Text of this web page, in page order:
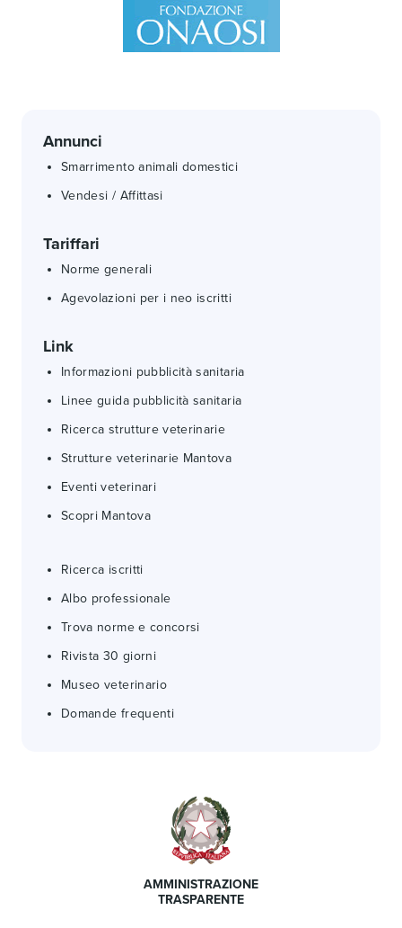
Annunci
Smarrimento animali domestici
Vendesi / Affittasi
Tariffari
Norme generali
Agevolazioni per i neo iscritti
Link
Informazioni pubblicità sanitaria
Linee guida pubblicità sanitaria
Ricerca strutture veterinarie
Strutture veterinarie Mantova
Eventi veterinari
Scopri Mantova
Ricerca iscritti
Albo professionale
Trova norme e concorsi
Rivista 30 giorni
Museo veterinario
Domande frequenti
AMMINISTRAZIONE
TRASPARENTE